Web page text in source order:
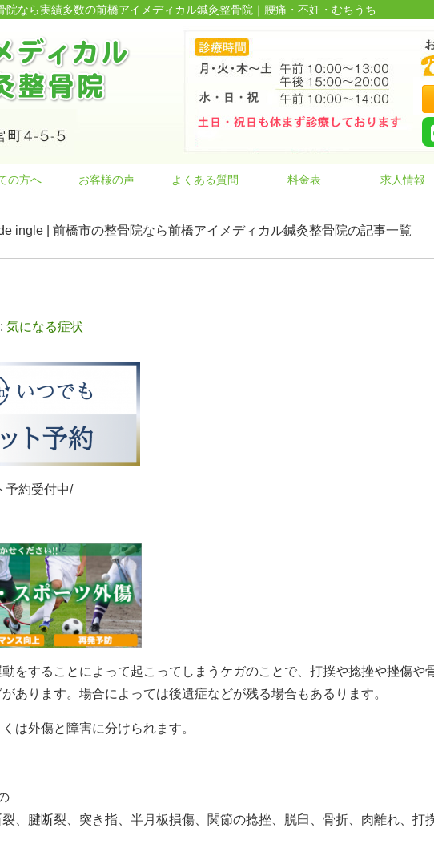
院なら実績多数の前橋アイメディカル鍼灸整骨院｜腰痛・不妊・むちうち
の方へ お客様の声 よくある質問 料金表 求人情報
ingle | 前橋市の整骨院なら前橋アイメディカル鍼灸整骨院の記事一覧
気になる症状
予約受付中/
をすることによって起こってしまうケガのことで、打撲や捻挫や挫傷や
あります。場合によっては後遺症などが残る場合もあるります。
は外傷と障害に分けられます。
、腱断裂、突き指、半月板損傷、関節の捻挫、脱臼、骨折、肉離れ、打